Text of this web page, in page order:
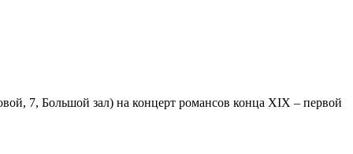
7, Большой зал) на концерт романсов конца XIX – первой